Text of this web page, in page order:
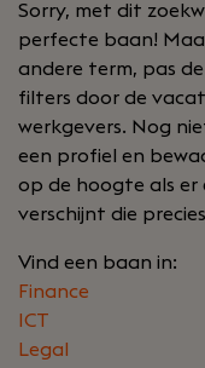
Sorry, met dit
perfecte baan!
andere term, pas
filters door de
werkgevers. Nog
een profiel en
op de hoogte als er
verschijnt die
Vind een baan in:
Finance
ICT
Legal